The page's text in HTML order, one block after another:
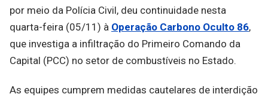
por meio da Polícia Civil, deu continuidade nesta
quarta-feira (05/11) à Operação Carbono Oculto 86,
que investiga a infiltração do Primeiro Comando da
Capital (PCC) no setor de combustíveis no Estado.
As equipes cumprem medidas cautelares de interdição